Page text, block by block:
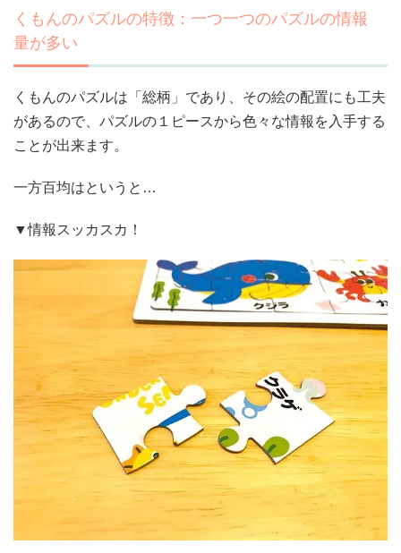
くもんのパズルの特徴：一つ一つのパズルの情報
量が多い
くもんのパズルは「総柄」であり、その絵の配置にも工夫
があるので、パズルの１ピースから色々な情報を入手する
ことが出来ます。
一方百均はというと…
▼情報スッカスカ！